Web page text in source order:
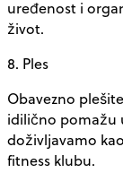
uređenost i
život.
8. Ples
Obavezno
idilično pomažu
doživljavamo
fitness klubu.